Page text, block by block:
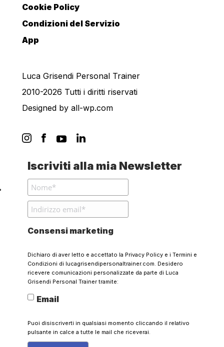
Cookie Policy
Condizioni del Servizio
App
Luca Grisendi Personal Trainer
2010-2026 Tutti i diritti riservati
Designed by all-wp.com
Iscriviti alla mia Newsletter
Consensi marketing
Dichiaro di aver letto e accettato la Privacy Policye i Termini e
Condizioni di lucagrisendipersonaltrainer.com. Desidero
ricevere comunicazioni personalizzate da parte di Luca
Grisendi Personal Trainer tramite:
Email
Puoi disiscriverti in qualsiasi momento cliccando il relativo
pulsante in calce a tutte le mail che riceverai.